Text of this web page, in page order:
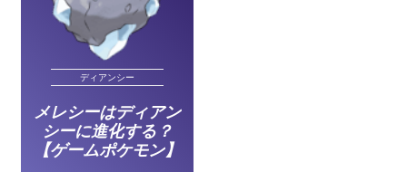
ディアンシー
メレシーはディアン
シーに進化する？
【ゲームポケモン】